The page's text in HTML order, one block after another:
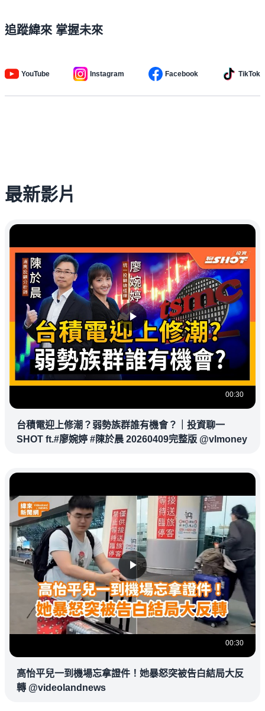
追蹤緯來 掌握未來
YouTube Instagram Facebook TikTok
最新影片
00:30
台積電迎上修潮？弱勢族群誰有機會？｜投資聊一
SHOT ft.#廖婉婷 #陳於晨 20260409完整版 @vlmoney
00:30
高怡平兒一到機場忘拿證件！她暴怒突被告白結局大反
轉 @videolandnews